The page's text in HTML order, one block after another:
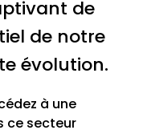
de
de notre
évolution.
à une
ce secteur